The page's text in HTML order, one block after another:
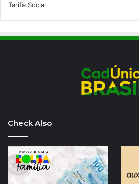
Tarifa Social
Check Also